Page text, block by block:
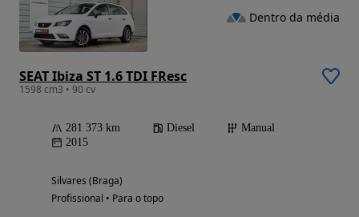
SEAT Ibiza ST 1.6 TDI FResc
1598 cm3 • 90 cv
281 373 km Diesel
Manual
2015
Silvares (Braga)
Profissional • Para o topo
Dentro da média